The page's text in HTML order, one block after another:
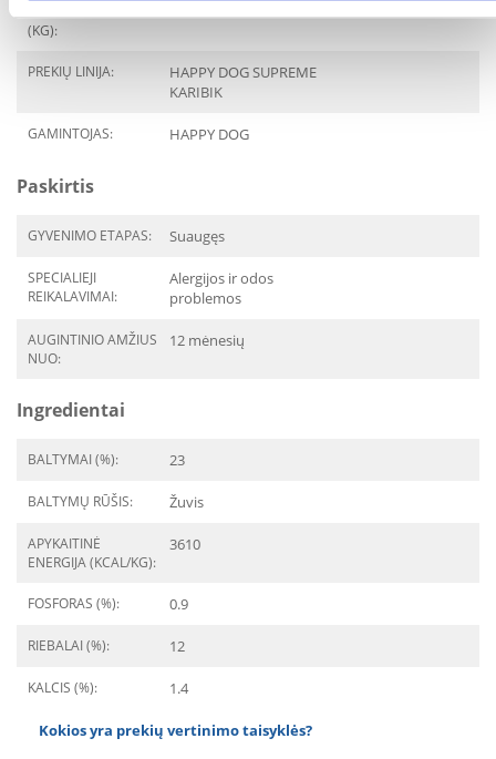
(KG):
1
PREKIŲ LINIJA:
HAPPY DOG SUPREME
KARIBIK
GAMINTOJAS: HAPPY DOG
Paskirtis
GYVENIMO ETAPAS: Suaugęs
SPECIALIEJI
REIKALAVIMAI:
Alergijos ir odos
problemos
AUGINTINIO AMŽIUS
NUO:
12 mėnesių
Ingredientai
BALTYMAI (%): 23
BALTYMŲ RŪŠIS: Žuvis
APYKAITINĖ
ENERGIJA (KCAL/KG):
3610
FOSFORAS (%): 0.9
RIEBALAI (%): 12
KALCIS (%): 1.4
Kokios yra prekių vertinimo taisyklės?